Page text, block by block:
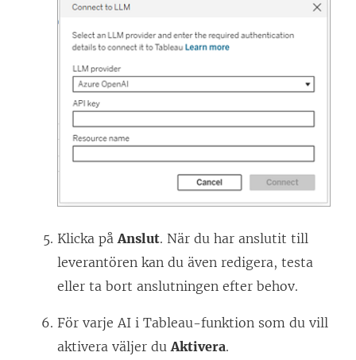
Klicka påAnslut. När du har anslutit till
leverantören kan du även redigera, testa
eller ta bort anslutningen efter behov.
För varje AI i Tableau-funktion som du vill
aktivera väljer duAktivera.